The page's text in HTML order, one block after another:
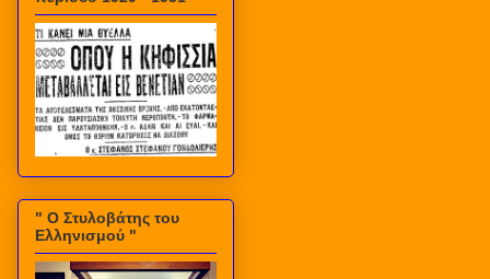
" Ο Στυλοβάτης του
Ελληνισμού "